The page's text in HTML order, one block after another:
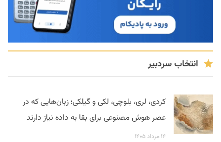
انتخاب سردبیر
کردی، لری، بلوچی، لکی و گیلکی؛ زبان‌هایی که در
عصر هوش مصنوعی برای بقا به داده نیاز دارند
۱۴ مرداد ۱۴۰۵